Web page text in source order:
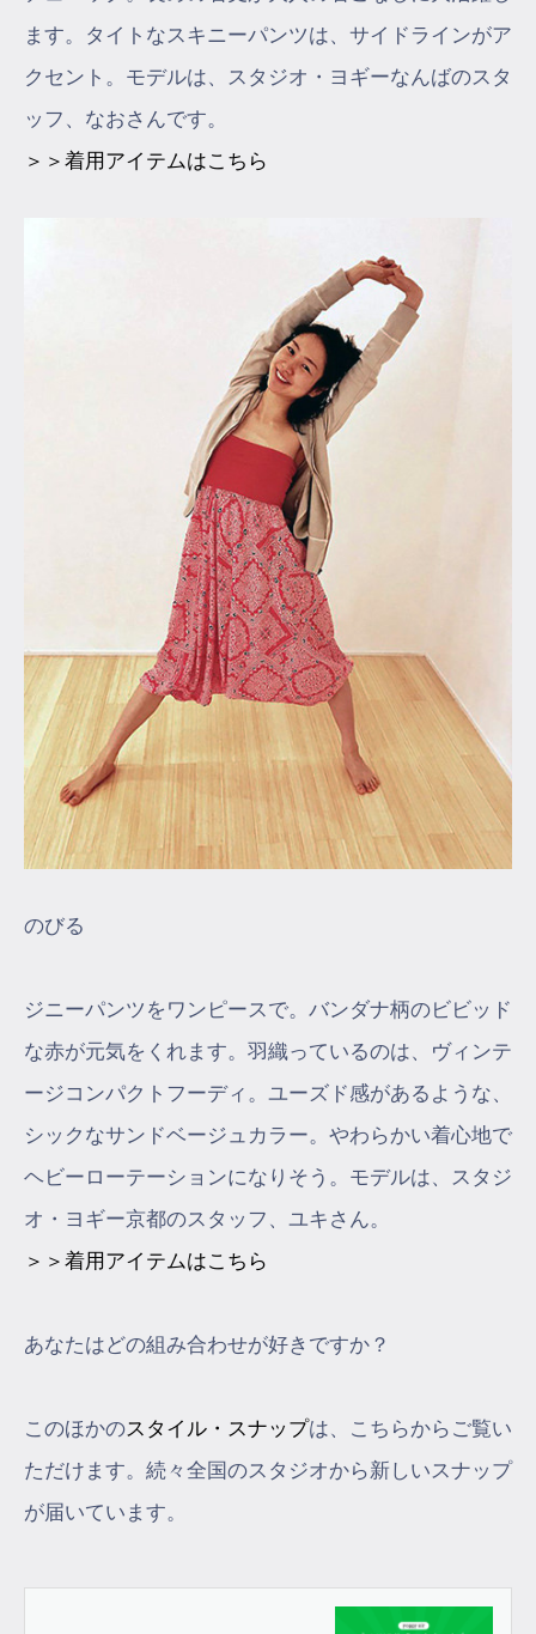
ます。タイトなスキニーパンツは、サイドラインがア
クセント。モデルは、スタジオ・ヨギーなんばのスタ
ッフ、なおさんです。
＞＞着用アイテムはこちら
のびる
ジニーパンツをワンピースで。バンダナ柄のビビッド
な赤が元気をくれます。羽織っているのは、ヴィンテ
ージコンパクトフーディ。ユーズド感があるような、
シックなサンドベージュカラー。やわらかい着心地で
ヘビーローテーションになりそう。モデルは、スタジ
オ・ヨギー京都のスタッフ、ユキさん。
＞＞着用アイテムはこちら
あなたはどの組み合わせが好きですか？
このほかのスタイル・スナップは、こちらからご覧い
ただけます。続々全国のスタジオから新しいスナップ
が届いています。